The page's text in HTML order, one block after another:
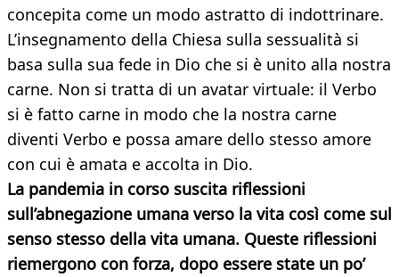
concepita come un modo astratto di indottrinare.
L’insegnamento della Chiesa sulla sessualità si
basa sulla sua fede in Dio che si è unito alla nostra
carne. Non si tratta di un avatar virtuale: il Verbo
si è fatto carne in modo che la nostra carne
diventi Verbo e possa amare dello stesso amore
con cui è amata e accolta in Dio.
La pandemia in corso suscita riflessioni
sull’abnegazione umana verso la vita così come sul
senso stesso della vita umana. Queste riflessioni
riemergono con forza, dopo essere state un po’